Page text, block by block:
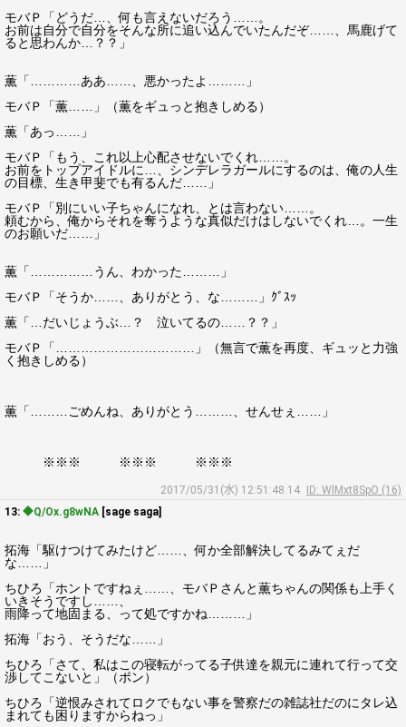
モバＰ「どうだ…、何も言えないだろう……。
お前は自分で自分をそんな所に追い込んでいたんだぞ……、馬鹿げて
ると思わんか…？？」
薫「…………ああ……、悪かったよ………」
モバＰ「薫……」（薫をギュっと抱きしめる）
薫「あっ……」
モバＰ「もう、これ以上心配させないでくれ……。
お前をトップアイドルに…、シンデレラガールにするのは、俺の人生
の目標、生き甲斐でも有るんだ……」
モバＰ「別にいい子ちゃんになれ、とは言わない……。
頼むから、俺からそれを奪うような真似だけはしないでくれ…。一生
のお願いだ……」
薫「……………うん、わかった………」
モバＰ「そうか……、ありがとう、な………」ｸﾞｽｯ
薫「…だいじょうぶ…？ 泣いてるの……？？」
モバＰ「……………………………」（無言で薫を再度、ギュッと力強
く抱きしめる）
薫「………ごめんね、ありがとう………、せんせぇ……」
※※※ ※※※ ※※※
2017/05/31(水) 12:51:48.14
ID: WlMxt8SpO (16)
13: ◆Q/Ox.g8wNA [sage saga]
拓海「駆けつけてみたけど……、何か全部解決してるみてぇだ
な……」
ちひろ「ホントですねぇ……、モバＰさんと薫ちゃんの関係も上手く
いきそうですし……、
雨降って地固まる、って処ですかね………」
拓海「おう、そうだな……」
ちひろ「さて、私はこの寝転がってる子供達を親元に連れて行って交
渉してこないと」（ポン）
ちひろ「逆恨みされてロクでもない事を警察だの雑誌社だのにタレ込
まれても困りますからねっ」